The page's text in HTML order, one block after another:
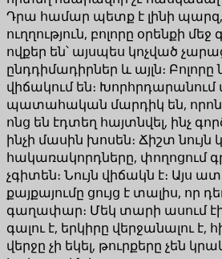
Դրա համար պետք է լինի
ուղղություն, բոլորը օրենքի
ովքեր են՝ այսպես կոչված
ընդդիմադիրներ և այլն։
վիճակում են։ Խորհրդարանում
պատահական մարդիկ են, որոնք
ոնց են էդտեղ հայտնվել, ինչ
ինչի մասին խոսեն։ Ճիշտ նույն
հակառակորդները, փողոցում
չգիտեն։ Նույն վիճակն է։ Այս
քայքայումը ցույց է տալիս, որ
գաղափար։ Մեկ տարի ասում
գալու է, երկիրը վերջանալու է,
վերջը չի եկել, թուրքերը չեն